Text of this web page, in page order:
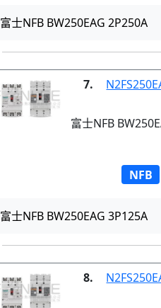
富士NFB BW250EAG 2P250A
7.
富士NFB
NFB
富士NFB BW250EAG 3P125A
8.